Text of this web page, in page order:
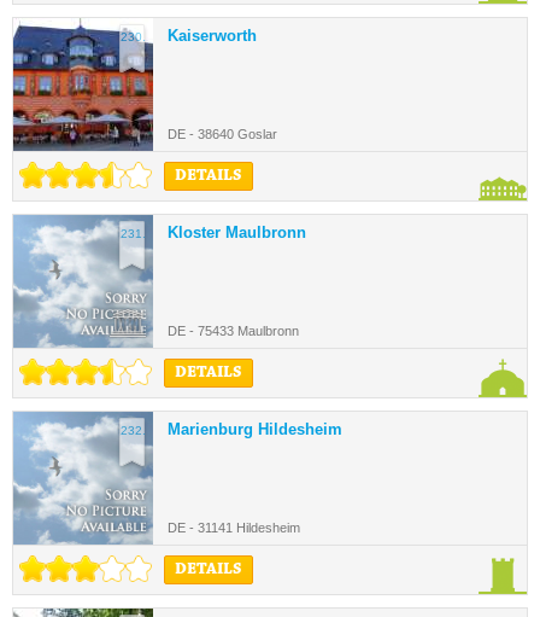
230. Kaiserworth
DE - 38640 Goslar
DETAILS
231. Kloster Maulbronn
DE - 75433 Maulbronn
DETAILS
232. Marienburg Hildesheim
DE - 31141 Hildesheim
DETAILS